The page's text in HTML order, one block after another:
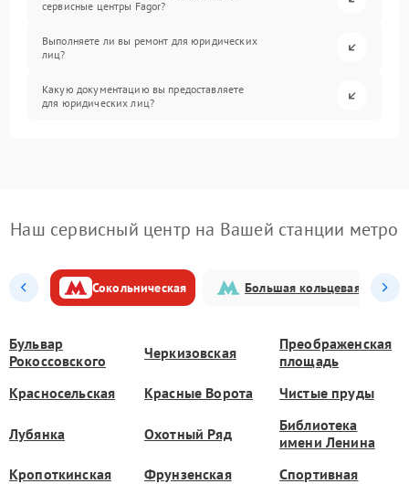
сервисные центры Fagor?
Выполняете ли вы ремонт для юридических
лиц?
Какую документацию вы предоставляете
для юридических лиц?
Наш сервисный центр на Вашей станции метро
Сокольническая Большая кольцевая
Бульвар
Рокоссовского
Черкизовская
Преображенская
площадь
Красносельская
Красные Ворота Чистые пруды
Лубянка Охотный Ряд
Библиотека
имени Ленина
Кропоткинская
Фрунзенская Спортивная